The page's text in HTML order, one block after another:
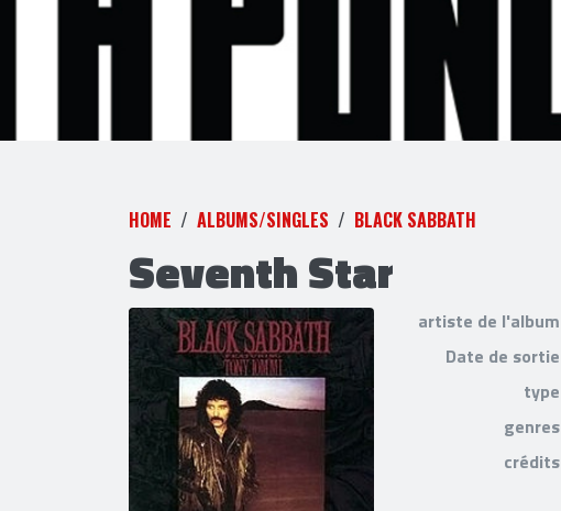
HOME ALBUMS/SINGLES BLACK SABBATH
Seventh Star
artiste de l'album
Date de sortie
type
genres
crédits